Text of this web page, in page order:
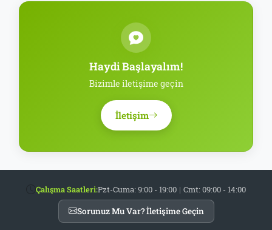
Haydi Başlayalım!
Bizimle iletişime geçin
İletişim
Çalışma Saatleri:Pzt-Cuma: 9:00 - 19:00 | Cmt: 09:00 - 14:00
Sorunuz Mu Var? İletişime Geçin